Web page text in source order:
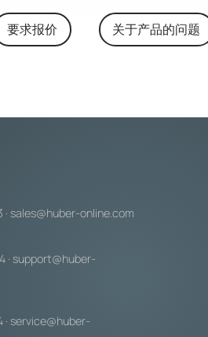
要求报价 关于产品的问题
· sales@huber-online.com
· support@huber-
· service@huber-